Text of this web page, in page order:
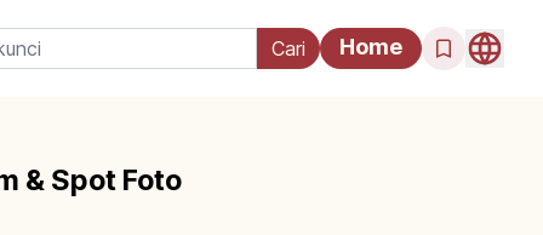
Home
& Spot Foto